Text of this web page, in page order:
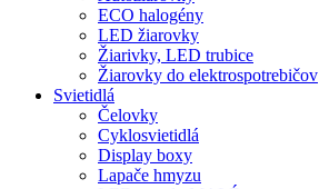
ECO halogény
LED žiarovky
Žiarivky, LED trubice
Žiarovky do elektrospotrebičov
Svietidlá
Čelovky
Cyklosvietidlá
Display boxy
Lapače hmyzu